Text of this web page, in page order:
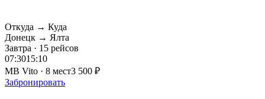
Откуда → Куда
Донецк → Ялта
Завтра · 15 рейсов
07:3015:10
MB Vito · 8 мест3 500 ₽
Забронировать